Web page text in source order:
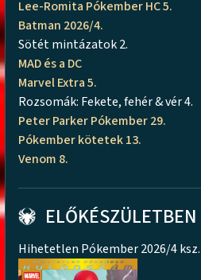
Lee-Romita Pókember HC 5.
Batman 2026/4.
Sötét mintázatok 2.
MAD és a DC
Marvel Extra 5.
Rozsomák: Fekete, fehér & vér 4.
Peter Parker Pókember 29.
Pókember kötetek 13.
Venom 8.
ELŐKÉSZÜLETBEN
Hihetetlen Pókember 2026/4 ksz.